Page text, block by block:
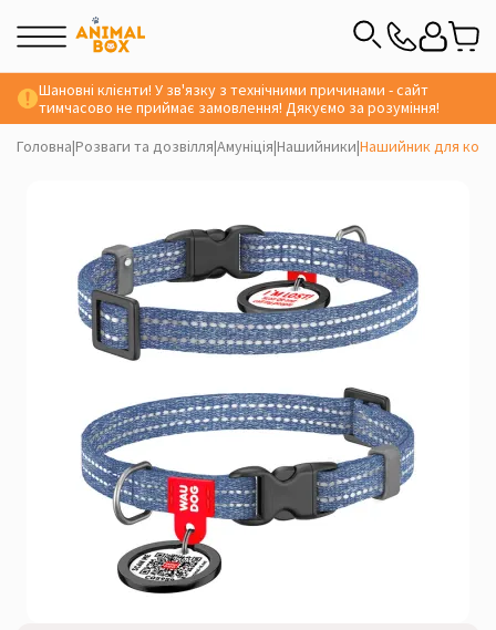
Шановні клієнти! У зв'язку з технічними причинами - сайт
тимчасово не приймає замовлення! Дякуємо за розуміння!
Головна|Розваги та дозвілля|Амуніція|Нашийники|Нашийник для